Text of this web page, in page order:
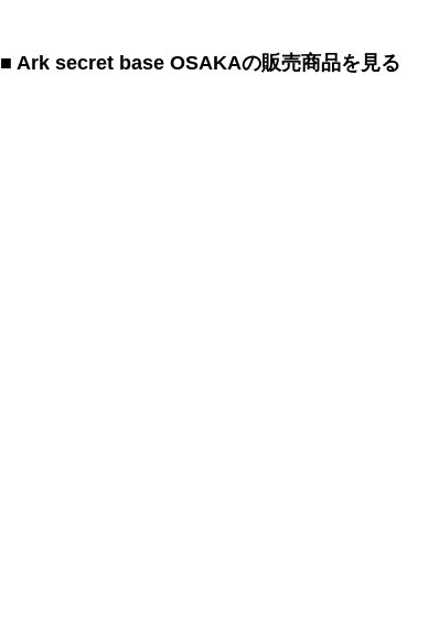
■ Ark secret base OSAKAの販売商品